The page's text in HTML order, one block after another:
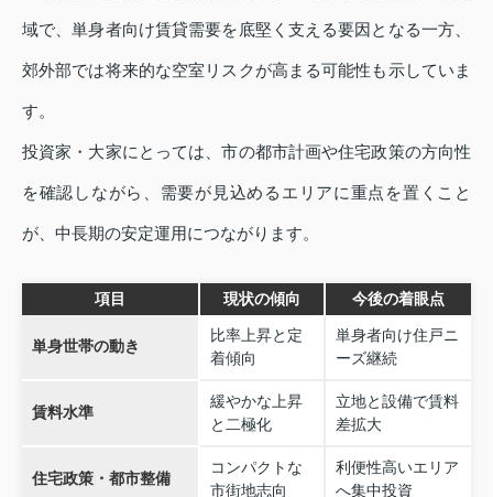
域で、単身者向け賃貸需要を底堅く支える要因となる一方、
郊外部では将来的な空室リスクが高まる可能性も示していま
す。
投資家・大家にとっては、市の都市計画や住宅政策の方向性
を確認しながら、需要が見込めるエリアに重点を置くこと
が、中長期の安定運用につながります。
項目 現状の傾向 今後の着眼点
単身世帯の動き
比率上昇と定
着傾向
単身者向け住戸ニ
ーズ継続
賃料水準
緩やかな上昇
と二極化
立地と設備で賃料
差拡大
住宅政策・都市整備
コンパクトな
市街地志向
利便性高いエリア
へ集中投資